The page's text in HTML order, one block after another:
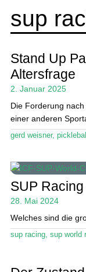
SUP-Events
Ratgeber
Das Magazin
Stand Up Magazin TV
SPOT FINDER
sup
Stand Up
Altersfrage
2. Januar 2025
Die Forderung
einer anderen
gerd weisner, pickleball
SUP
28. Mai 2024
Welches sind die
sup racing, sup world